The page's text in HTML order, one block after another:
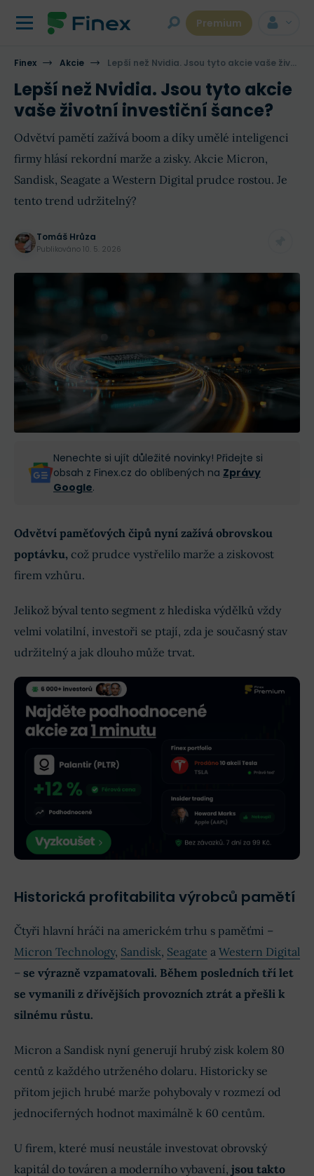
Premium
Finex Akcie Lepší než Nvidia. Jsou tyto akcie vaše životní investiční šance?
Lepší než Nvidia. Jsou tyto akcie
vaše životní investiční šance?
Odvětví pamětí zažívá boom a díky umělé inteligenci
firmy hlásí rekordní marže a zisky. Akcie Micron,
Sandisk, Seagate a Western Digital prudce rostou. Je
tento trend udržitelný?
Tomáš Hrůza
Publikováno 10. 5. 2026
Nenechte si ujít důležité novinky! Přidejte si
obsah z Finex.cz do oblíbených na Zprávy
Google.
Odvětví paměťových čipů nyní zažívá obrovskou
poptávku, což prudce vystřelilo marže a ziskovost
firem vzhůru.
Jelikož býval tento segment z hlediska výdělků vždy
velmi volatilní, investoři se ptají, zda je současný stav
udržitelný a jak dlouho může trvat.
Historická profitabilita výrobců pamětí
Čtyři hlavní hráči na americkém trhu s paměťmi –
Micron Technology, Sandisk, Seagate a Western Digital
– se výrazně vzpamatovali. Během posledních tří let
se vymanili z dřívějších provozních ztrát a přešli k
silnému růstu.
Micron a Sandisk nyní generují hrubý zisk kolem 80
centů z každého utrženého dolaru. Historicky se
přitom jejich hrubé marže pohybovaly v rozmezí od
jednociferných hodnot maximálně k 60 centům.
U firem, které musí neustále investovat obrovský
kapitál do továren a moderního vybavení, jsou takto